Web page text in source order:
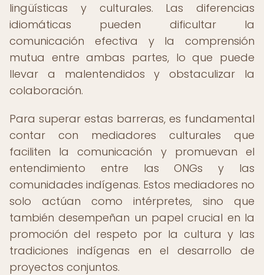
lingüísticas y culturales. Las diferencias
idiomáticas pueden dificultar la
comunicación efectiva y la comprensión
mutua entre ambas partes, lo que puede
llevar a malentendidos y obstaculizar la
colaboración.
Para superar estas barreras, es fundamental
contar con mediadores culturales que
faciliten la comunicación y promuevan el
entendimiento entre las ONGs y las
comunidades indígenas. Estos mediadores no
solo actúan como intérpretes, sino que
también desempeñan un papel crucial en la
promoción del respeto por la cultura y las
tradiciones indígenas en el desarrollo de
proyectos conjuntos.